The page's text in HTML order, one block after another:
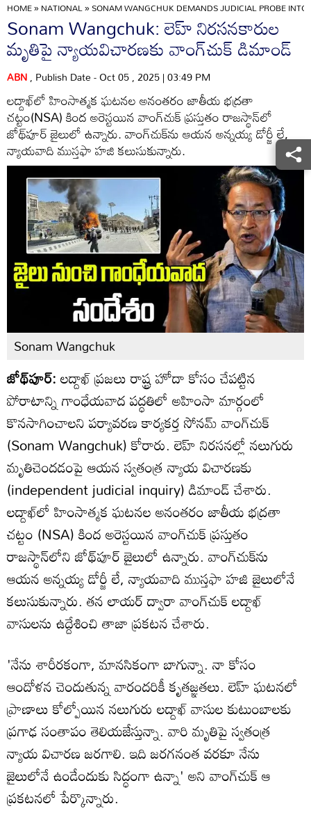
HOME»NATIONAL»SONAM WANGCHUK DEMANDS JUDICIAL PROBE
Sonam Wangchuk: లెహ్ నిరసనకారుల
మృతిపై న్యాయవిచారణకు వాంగ్‌చుక్ డిమాండ్
ABN, Publish Date - Oct 05 , 2025 | 03:49 PM
లద్దాఖ్‌లో హింసాత్మక ఘటనల అనంతరం జాతీయ భద్రతా
చట్టం(NSA) కింద అరెస్టయిన వాంగ్‌చుక్ ప్రస్తుతం రాజస్థాన్‌లో
జోథ్‌పూర్ జైలులో ఉన్నారు. వాంగ్‌చుక్‌ను ఆయన అన్నయ్య డోర్జీ లే,
న్యాయవాది ముస్తఫా హజి కలుసుకున్నారు.
Sonam Wangchuk
జోథ్‌పూర్:లద్దాఖ్ ప్రజలు రాష్ట్ర హోదా కోసం చేపట్టిన
పోరాటాన్ని గాంధేయవాద పద్ధతిలో అహింసా మార్గంలో
కొనసాగించాలని పర్యావరణ కార్యకర్త సోనమ్ వాంగ్‌చుక్
(Sonam Wangchuk) కోరారు. లెహ్ నిరసనల్లో నలుగురు
మృతిచెందడంపై ఆయన స్వతంత్ర న్యాయ విచారణకు
(independent judicial inquiry) డిమాండ్ చేశారు.
లద్దాఖ్‌లో హింసాత్మక ఘటనల అనంతరం జాతీయ భద్రతా
చట్టం (NSA) కింద అరెస్టయిన వాంగ్‌చుక్ ప్రస్తుతం
రాజస్థాన్‌లోని జోథ్‌పూర్ జైలులో ఉన్నారు. వాంగ్‌చుక్‌ను
ఆయన అన్నయ్య డోర్జీ లే, న్యాయవాది ముస్తఫా హజి జైలులోనే
కలుసుకున్నారు. తన లాయర్ ద్వారా వాంగ్‌చుక్ లద్దాఖ్
వాసులను ఉద్దేశించి తాజా ప్రకటన చేశారు.
'నేను శారీరకంగా, మానసికంగా బాగున్నా. నా కోసం
ఆందోళన చెందుతున్న వారందరికీ కృతజ్ఞతలు. లెహ్ ఘటనలో
ప్రాణాలు కోల్పోయిన నలుగురు లద్దాఖ్ వాసుల కుటుంబాలకు
ప్రగాఢ సంతాపం తెలియజేస్తున్నా. వారి మృతిపై స్వతంత్ర
న్యాయ విచారణ జరగాలి. ఇది జరగనంత వరకూ నేను
జైలులోనే ఉండేందుకు సిద్ధంగా ఉన్నా' అని వాంగ్‌చుక్ ఆ
ప్రకటనలో పేర్కొన్నారు.